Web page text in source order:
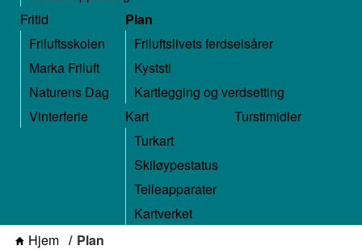
Fritid
Friluftsskolen
Marka Friluft
Naturens Dag
Vinterferie
Plan
Friluftslivets ferdselsårer
Kyststi
Kartlegging og verdsetting
Kart
Turkart
Skiløypestatus
Telleapparater
Kartverket
Turstimidler
Hjem
Plan